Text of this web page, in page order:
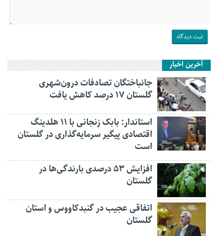
آخرین اخبار
جانباختگان تصادفات درون‌شهری
گلستان ۱۷ درصد کاهش یافت
استاندار: بابک زنجانی با ۱۱ هلدینگ
اقتصادی پیگیر سرمایه‌گذاری در گلستان
است
افزایش ۵۳ درصدی بارندگی‌ها در
گلستان
اتفاقی عجیب در‌ گنبدکاووس و استان
گلستان